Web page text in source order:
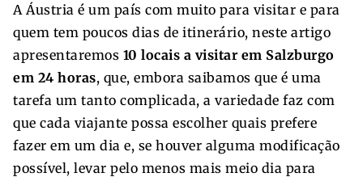
A Áustria é um país com muito para visitar e para
quem tem poucos dias de itinerário, neste artigo
apresentaremos 10 locais a visitar em Salzburgo
em 24 horas, que, embora saibamos que é uma
tarefa um tanto complicada, a variedade faz com
que cada viajante possa escolher quais prefere
fazer em um dia e, se houver alguma modificação
possível, levar pelo menos mais meio dia para